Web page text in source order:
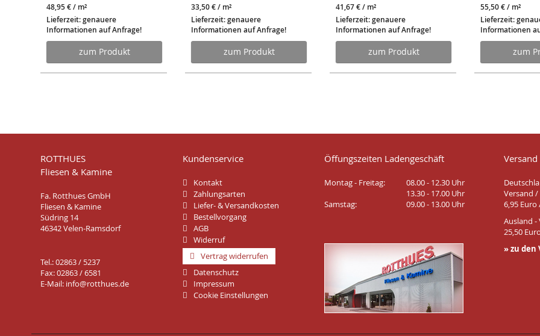
48,95 €/ m²
Lieferzeit: genauere
Informationen auf Anfrage!
zum Produkt
33,50 €/ m²
Lieferzeit: genauere
Informationen auf Anfrage!
zum Produkt
41,67 €/ m²
Lieferzeit: genauere
Informationen auf Anfrage!
zum Produkt
55,50 €/ m²
Lieferzeit:
Informationen
zum
ROTTHUES
Fliesen & Kamine
Fa. Rotthues GmbH
Fliesen & Kamine
Südring 14
46342 Velen-Ramsdorf
Tel.: 02863 / 5237
Fax: 02863 / 6581
E-Mail: info@rotthues.de
Kundenservice
Kontakt
Zahlungsarten
Liefer- & Versandkosten
Bestellvorgang
AGB
Widerruf
Vertrag widerrufen
Datenschutz
Impressum
Cookie Einstellungen
Öffungszeiten Ladengeschäft
Montag - Freitag:
08.00 - 12.30 Uhr
13.30 - 17.00 Uhr
Samstag:
09.00 - 13.00 Uhr
Versand
Versand
6,95
Ausland -
25,50
» zu den